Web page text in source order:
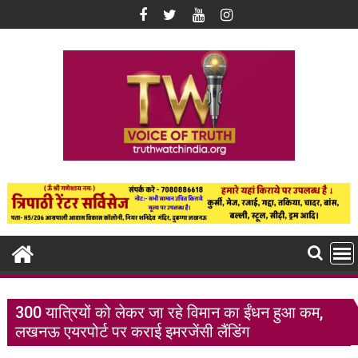
to
300 यात्रियों को लेकर जा रहे विमान का ईंधन हुआ कम,
लखनऊ एयरपोर्ट पर कराई इमरजेंसी लैंडिंग